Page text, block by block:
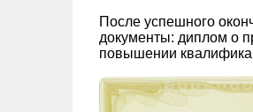
После успешного
документы: диплом о
повышении